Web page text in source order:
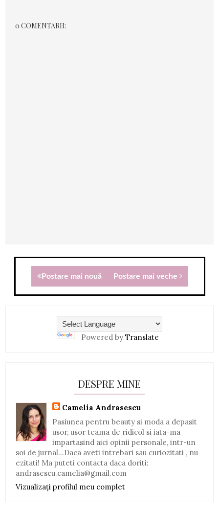
0 COMENTARII:
Postare mai nouă Postare mai veche
Powered by Translate
DESPRE MINE
Camelia Andrasescu
Pasiunea pentru beauty si moda a depasit
usor, usor teama de ridicol si iata-ma
impartasind aici opinii personale, intr-un
soi de jurnal...Daca aveti intrebari sau curiozitati , nu
ezitati! Ma puteti contacta daca doriti:
andrasescu.camelia@gmail.com
Vizualizați profilul meu complet